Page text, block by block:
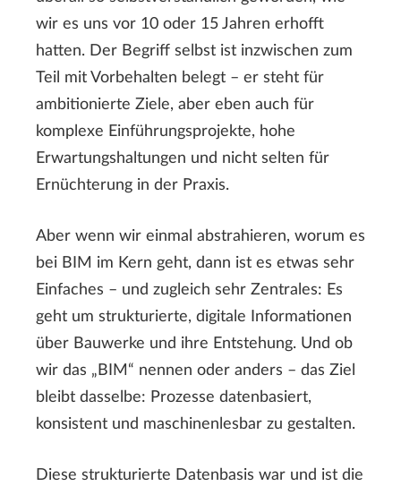
wir es uns vor 10 oder 15 Jahren erhofft
hatten. Der Begriff selbst ist inzwischen zum
Teil mit Vorbehalten belegt – er steht für
ambitionierte Ziele, aber eben auch für
komplexe Einführungsprojekte, hohe
Erwartungshaltungen und nicht selten für
Ernüchterung in der Praxis.
Aber wenn wir einmal abstrahieren, worum es
bei BIM im Kern geht, dann ist es etwas sehr
Einfaches – und zugleich sehr Zentrales: Es
geht um strukturierte, digitale Informationen
über Bauwerke und ihre Entstehung. Und ob
wir das „BIM“ nennen oder anders – das Ziel
bleibt dasselbe: Prozesse datenbasiert,
konsistent und maschinenlesbar zu gestalten.
Diese strukturierte Datenbasis war und ist die